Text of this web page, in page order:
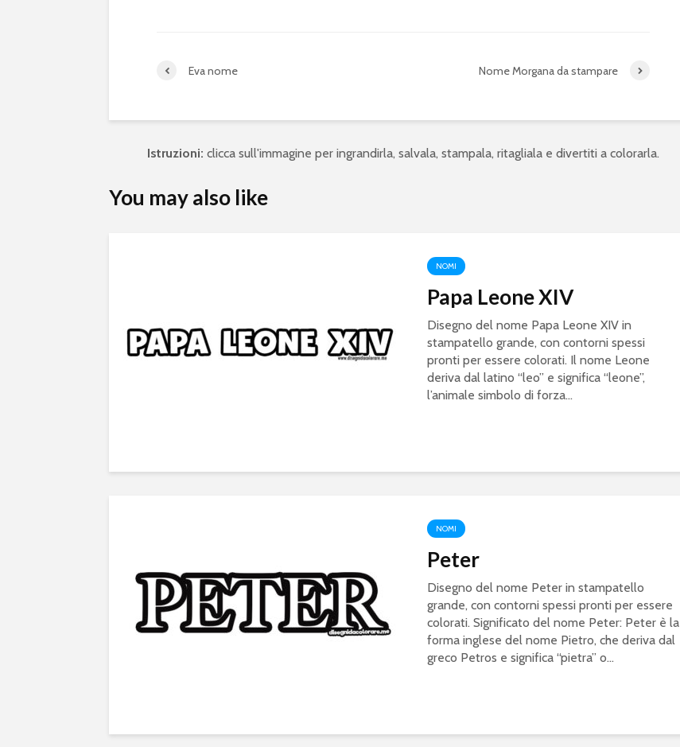
Eva nome Nome Morgana da stampare
Istruzioni: clicca sull'immagine per ingrandirla, salvala, stampala, ritagliala e divertiti a colorarla.
You may also like
NOMI
Papa Leone XIV
Disegno del nome Papa Leone XIV in
stampatello grande, con contorni spessi
pronti per essere colorati. Il nome Leone
deriva dal latino “leo” e significa “leone”,
l’animale simbolo di forza...
NOMI
Peter
Disegno del nome Peter in stampatello
grande, con contorni spessi pronti per essere
colorati. Significato del nome Peter: Peter è la
forma inglese del nome Pietro, che deriva dal
greco Petros e significa “pietra” o...